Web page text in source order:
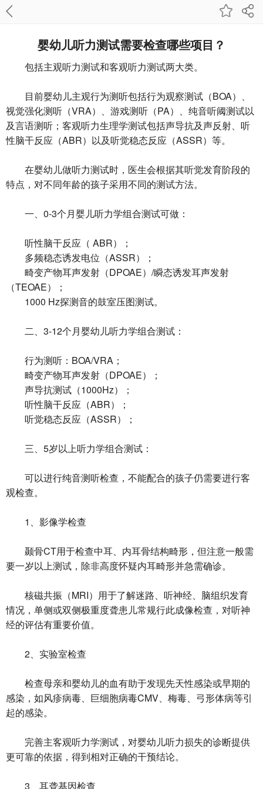
婴幼儿听力测试需要检查哪些项目？
包括主观听力测试和客观听力测试两大类。
目前婴幼儿主观行为测听包括行为观察测试（BOA）、
视觉强化测听（VRA）、游戏测听（PA）、纯音听阈测试以
及言语测听；客观听力生理学测试包括声导抗及声反射、听
性脑干反应（ABR）以及听觉稳态反应（ASSR）等。
在婴幼儿做听力测试时，医生会根据其听觉发育阶段的
特点，对不同年龄的孩子采用不同的测试方法。
一、0-3个月婴儿听力学组合测试可做：
听性脑干反应（ ABR）；
多频稳态诱发电位（ASSR）；
畸变产物耳声发射（DPOAE）/瞬态诱发耳声发射
（TEOAE）；
1000 Hz探测音的鼓室压图测试。
二、3-12个月婴幼儿听力学组合测试：
行为测听：BOA/VRA；
畸变产物耳声发射（DPOAE）；
声导抗测试（1000Hz）；
听性脑干反应（ABR）；
听觉稳态反应（ASSR）；
三、5岁以上听力学组合测试：
可以进行纯音测听检查，不能配合的孩子仍需要进行客
观检查。
1、影像学检查
颞骨CT用于检查中耳、内耳骨结构畸形，但注意一般需
要一岁以上测试，除非高度怀疑内耳畸形并急需确诊。
核磁共振（MRI）用于了解迷路、听神经、脑组织发育
情况，单侧或双侧极重度聋患儿常规行此成像检查，对听神
经的评估有重要价值。
2、实验室检查
检查母亲和婴幼儿的血有助于发现先天性感染或早期的
感染，如风疹病毒、巨细胞病毒CMV、梅毒、弓形体病等引
起的感染。
完善主客观听力学测试，对婴幼儿听力损失的诊断提供
更可靠的依据，得到相对正确的干预结论。
3、耳聋基因检查